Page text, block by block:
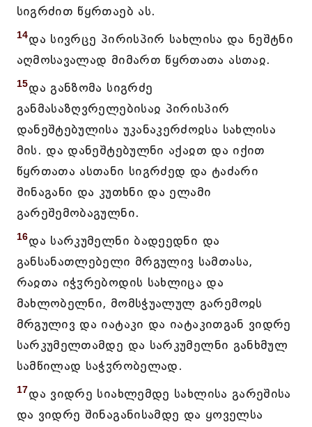
სიგრძით წყრთაებ ას.
14და სივრცე პირისპირ სახლისა და ნეშტნი
აღმოსავალად მიმართ წყრთათა ასთაჲ.
15და განზომა სიგრძე
განმასაზღვრელებისაჲ პირისპირ
დანეშტებულისა უკანაკერძოჲსა სახლისა
მის. და დანეშტებულნი აქაჲთ და იქით
წყრთათა ასთანი სიგრძედ და ტაძარი
შინაგანი და კუთხნი და ელამი
გარეშემობაგულნი.
16და სარკუმელნი ბადეედნი და
განსანათლებელი მრგულივ სამთასა,
რაჲთა იჭჳრებოდის სახლიცა და
მახლობელნი, მომსჭუალულ გარემოჲს
მრგულივ და იატაკი და იატაკითგან ვიდრე
სარკუმელთამდე და სარკუმელნი განხმულ
სამწილად საჭჳრობელად.
17და ვიდრე სიახლემდე სახლისა გარეშისა
და ვიდრე შინაგანისამდე და ყოველსა